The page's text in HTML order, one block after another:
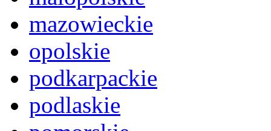
mazowieckie
opolskie
podkarpackie
podlaskie